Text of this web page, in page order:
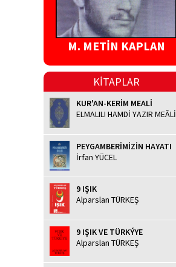
M. METİN KAPLAN
KİTAPLAR
KUR'AN-KERİM MEALİ
ELMALILI HAMDİ YAZIR MEÂLİ
PEYGAMBERİMİZİN HAYATI
İrfan YÜCEL
9 IŞIK
Alparslan TÜRKEŞ
9 IŞIK VE TÜRKÝYE
Alparslan TÜRKEŞ